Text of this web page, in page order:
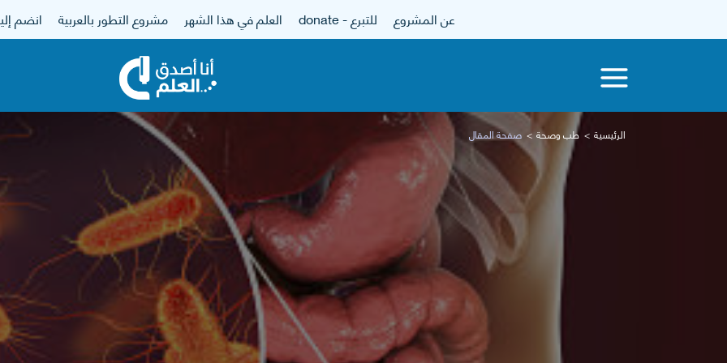
عن المشروع للتبرع - donate العلم في هذا الشهر مشروع التطور بالعربية انضم
الرئيسية طب وصحة صفحة المقال